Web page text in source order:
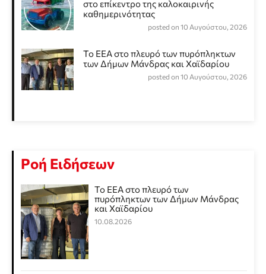
στο επίκεντρο της καλοκαιρινής
καθημερινότητας
posted on 10 Αυγούστου, 2026
Το ΕΕΑ στο πλευρό των πυρόπληκτων
των Δήμων Μάνδρας και Χαϊδαρίου
posted on 10 Αυγούστου, 2026
Ροή Ειδήσεων
Το ΕΕΑ στο πλευρό των
πυρόπληκτων των Δήμων Μάνδρας
και Χαϊδαρίου
10.08.2026